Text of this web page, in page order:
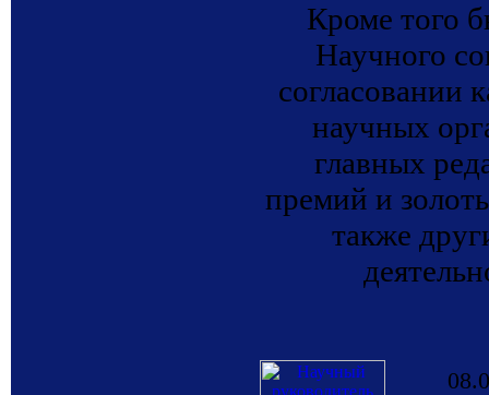
Кроме того
Научного
согласовании
научных
главных
премий и
также